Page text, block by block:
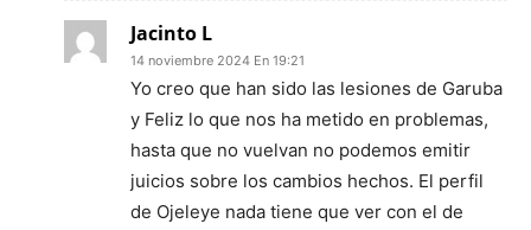
Jacinto L
14 noviembre 2024 En 19:21
Yo creo que han sido las lesiones de Garuba
y Feliz lo que nos ha metido en problemas,
hasta que no vuelvan no podemos emitir
juicios sobre los cambios hechos. El perfil
de Ojeleye nada tiene que ver con el de